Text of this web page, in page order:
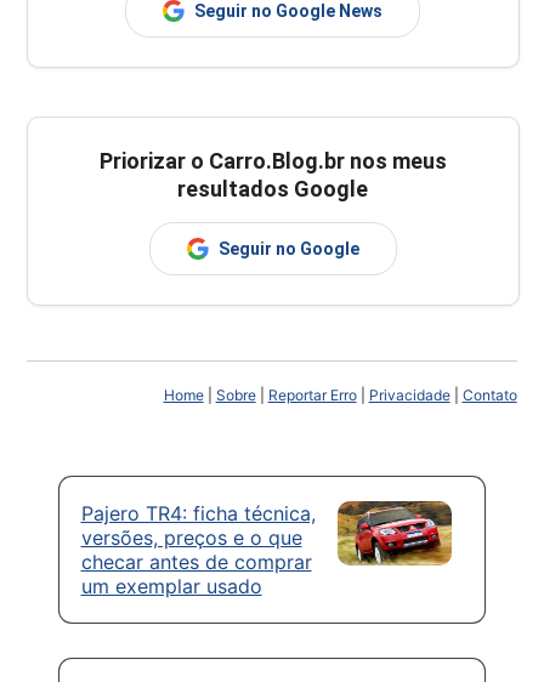
Seguir no Google News
Priorizar o Carro.Blog.br nos meus
resultados Google
Seguir no Google
Home| Sobre| Reportar Erro| Privacidade| Contato
Pajero TR4: ficha técnica,
versões, preços e o que
checar antes de comprar
um exemplar usado